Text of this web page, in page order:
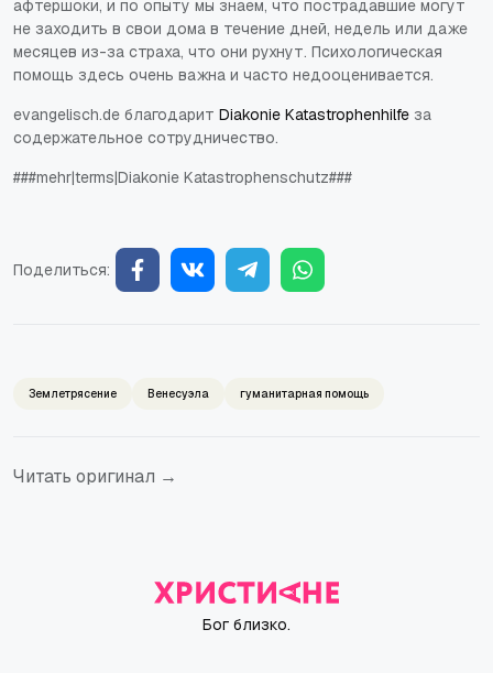
афтершоки, и по опыту мы знаем, что пострадавшие могут
не заходить в свои дома в течение дней, недель или даже
месяцев из-за страха, что они рухнут. Психологическая
помощь здесь очень важна и часто недооценивается.
evangelisch.de благодарит Diakonie Katastrophenhilfe за
содержательное сотрудничество.
###mehr|terms|Diakonie Katastrophenschutz###
Поделиться:
Землетрясение Венесуэла гуманитарная помощь
Читать оригинал →
Бог близко.